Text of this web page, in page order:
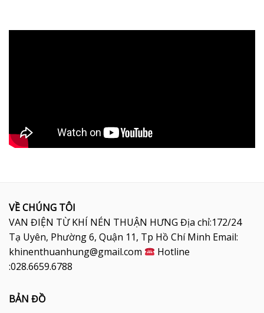
VỀ CHÚNG TÔI
VAN ĐIỆN TỪ KHÍ NÉN THUẬN HƯNG Địa chỉ:172/24
Tạ Uyên, Phường 6, Quận 11, Tp Hồ Chí Minh Email:
khinenthuanhung@gmail.com
Hotline
:028.6659.6788
BẢN ĐỒ